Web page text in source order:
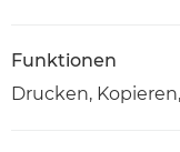
Funktionen
Drucken,